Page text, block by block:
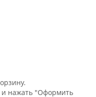
и нажать "Оформить